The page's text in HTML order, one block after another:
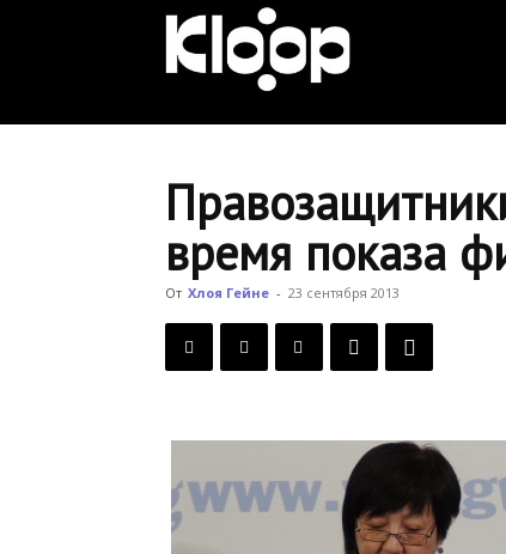
Новости
Кыргызстана
время показа
От Хлоя Гейне - 23 сентября 2013